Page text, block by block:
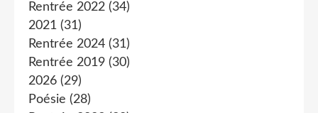
Rentrée 2022 (34)
2021 (31)
Rentrée 2024 (31)
Rentrée 2019 (30)
2026 (29)
Poésie (28)